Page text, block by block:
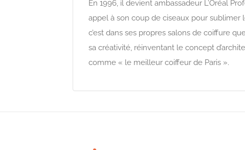
En 1996, il devient ambassadeur L’Oréal
appel à son coup de ciseaux pour sublimer
c’est dans ses propres salons de coiffure
sa créativité, réinventant le concept
comme « le meilleur coiffeur de Paris ».